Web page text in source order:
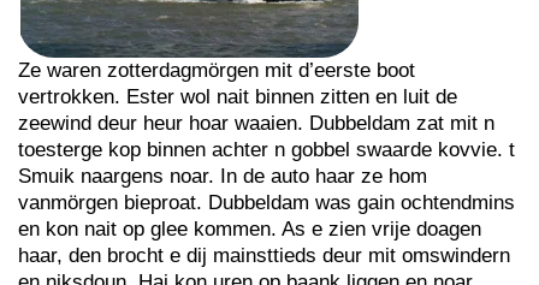
Ze waren zotterdagmörgen mit d’eerste boot
vertrokken. Ester wol nait binnen zitten en luit de
zeewind deur heur hoar waaien. Dubbeldam zat mit n
toesterge kop binnen achter n gobbel swaarde kovvie. t
Smuik naargens noar. In de auto haar ze hom
vanmörgen bieproat. Dubbeldam was gain ochtendmins
en kon nait op glee kommen. As e zien vrije doagen
haar, den brocht e dij mainsttieds deur mit omswindern